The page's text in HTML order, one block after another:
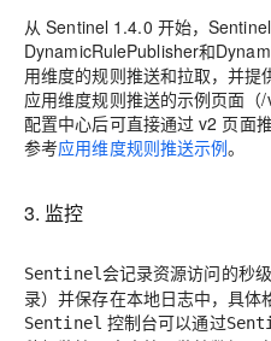
从 Sentinel 1.4.0 开始，
DynamicRulePublisher和
用维度的规则推送和拉取，并
应用维度规则推送的示例页面
配置中心后可直接通过 v2 页面
参考应用维度规则推送示例。
3. 监控
Sentinel会记录资源访问的秒
录）并保存在本地日志中，具体
Sentinel 控制台可以通过